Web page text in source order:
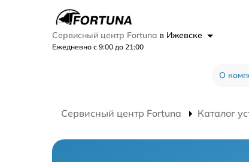
Сервисный центр Fortuna в Ижевске
Ежедневно с 9:00 до 21:00
О
Сервисный центр Fortuna Каталог